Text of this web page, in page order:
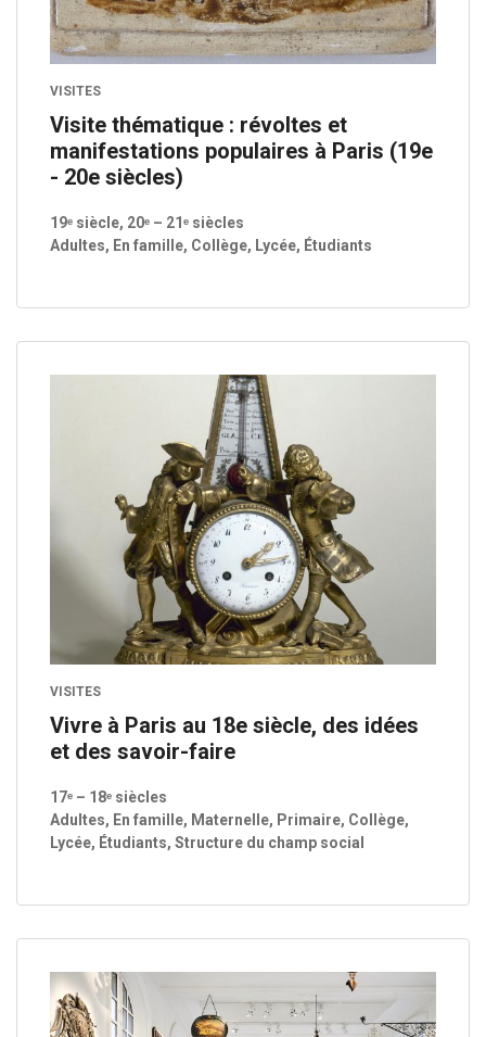
VISITES
Visite thématique : révoltes et
manifestations populaires à Paris (19e
- 20e siècles)
19ᵉ siècle, 20ᵉ – 21ᵉ siècles
Adultes, En famille, Collège, Lycée, Étudiants
VISITES
Vivre à Paris au 18e siècle, des idées
et des savoir-faire
17ᵉ – 18ᵉ siècles
Adultes, En famille, Maternelle, Primaire, Collège,
Lycée, Étudiants, Structure du champ social